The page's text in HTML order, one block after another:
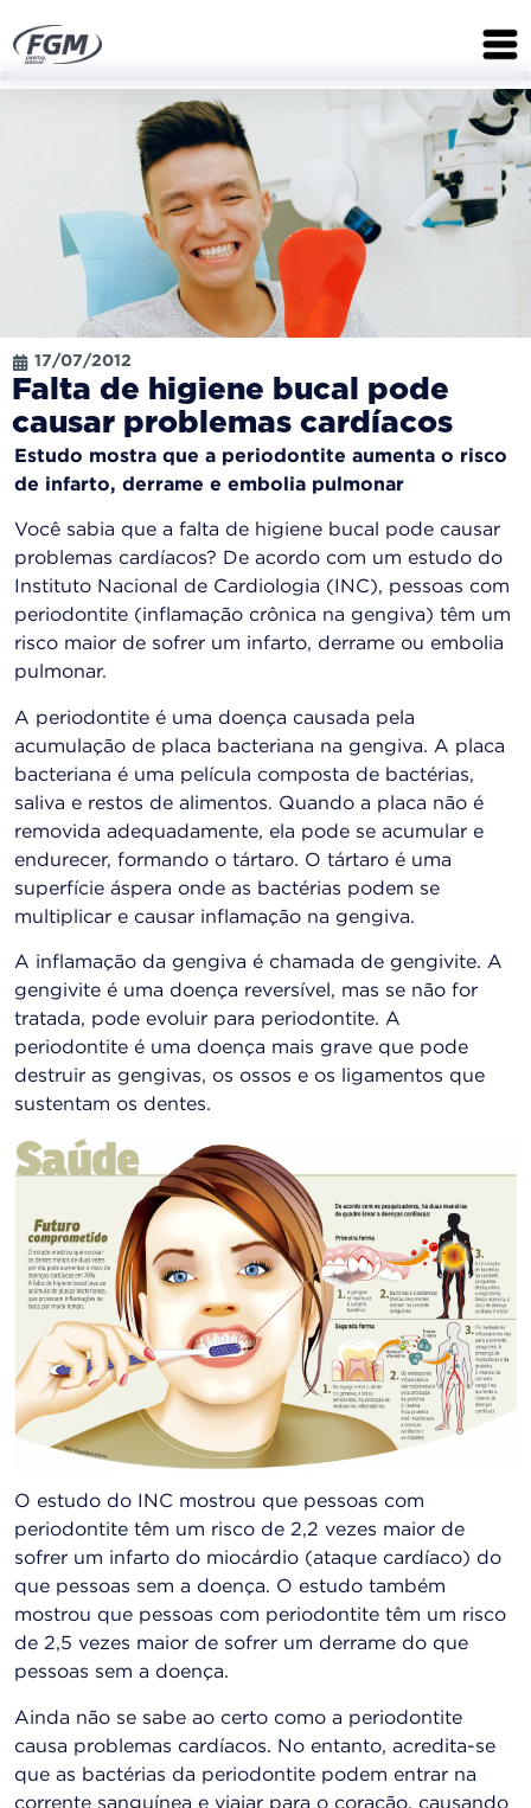
17/07/2012
Falta de higiene bucal pode
causar problemas cardíacos
Estudo mostra que a periodontite aumenta o risco
de infarto, derrame e embolia pulmonar
Você sabia que a falta de higiene bucal pode causar
problemas cardíacos? De acordo com um estudo do
Instituto Nacional de Cardiologia (INC), pessoas com
periodontite (inflamação crônica na gengiva) têm um
risco maior de sofrer um infarto, derrame ou embolia
pulmonar.
A periodontite é uma doença causada pela
acumulação de placa bacteriana na gengiva. A placa
bacteriana é uma película composta de bactérias,
saliva e restos de alimentos. Quando a placa não é
removida adequadamente, ela pode se acumular e
endurecer, formando o tártaro. O tártaro é uma
superfície áspera onde as bactérias podem se
multiplicar e causar inflamação na gengiva.
A inflamação da gengiva é chamada de gengivite. A
gengivite é uma doença reversível, mas se não for
tratada, pode evoluir para periodontite. A
periodontite é uma doença mais grave que pode
destruir as gengivas, os ossos e os ligamentos que
sustentam os dentes.
O estudo do INC mostrou que pessoas com
periodontite têm um risco de 2,2 vezes maior de
sofrer um infarto do miocárdio (ataque cardíaco) do
que pessoas sem a doença. O estudo também
mostrou que pessoas com periodontite têm um risco
de 2,5 vezes maior de sofrer um derrame do que
pessoas sem a doença.
Ainda não se sabe ao certo como a periodontite
causa problemas cardíacos. No entanto, acredita-se
que as bactérias da periodontite podem entrar na
corrente sanguínea e viajar para o coração, causando